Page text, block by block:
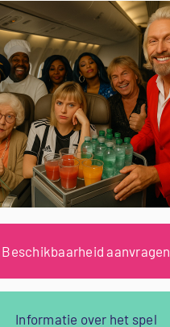
Beschikbaarheid aanvragen
Informatie over het spel